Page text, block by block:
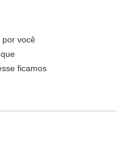
por você
ficamos